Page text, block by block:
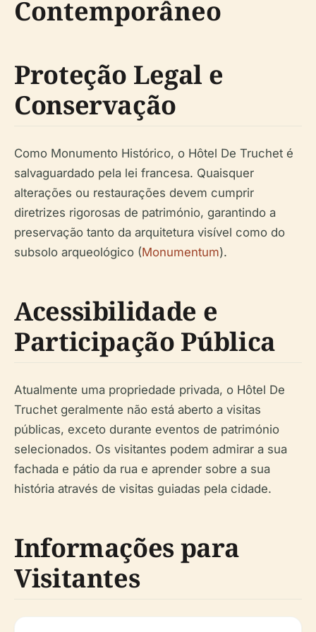
Contemporâneo
Proteção Legal e
Conservação
Como Monumento Histórico, o Hôtel De Truchet é
salvaguardado pela lei francesa. Quaisquer
alterações ou restaurações devem cumprir
diretrizes rigorosas de património, garantindo a
preservação tanto da arquitetura visível como do
subsolo arqueológico (Monumentum).
Acessibilidade e
Participação Pública
Atualmente uma propriedade privada, o Hôtel De
Truchet geralmente não está aberto a visitas
públicas, exceto durante eventos de património
selecionados. Os visitantes podem admirar a sua
fachada e pátio da rua e aprender sobre a sua
história através de visitas guiadas pela cidade.
Informações para
Visitantes